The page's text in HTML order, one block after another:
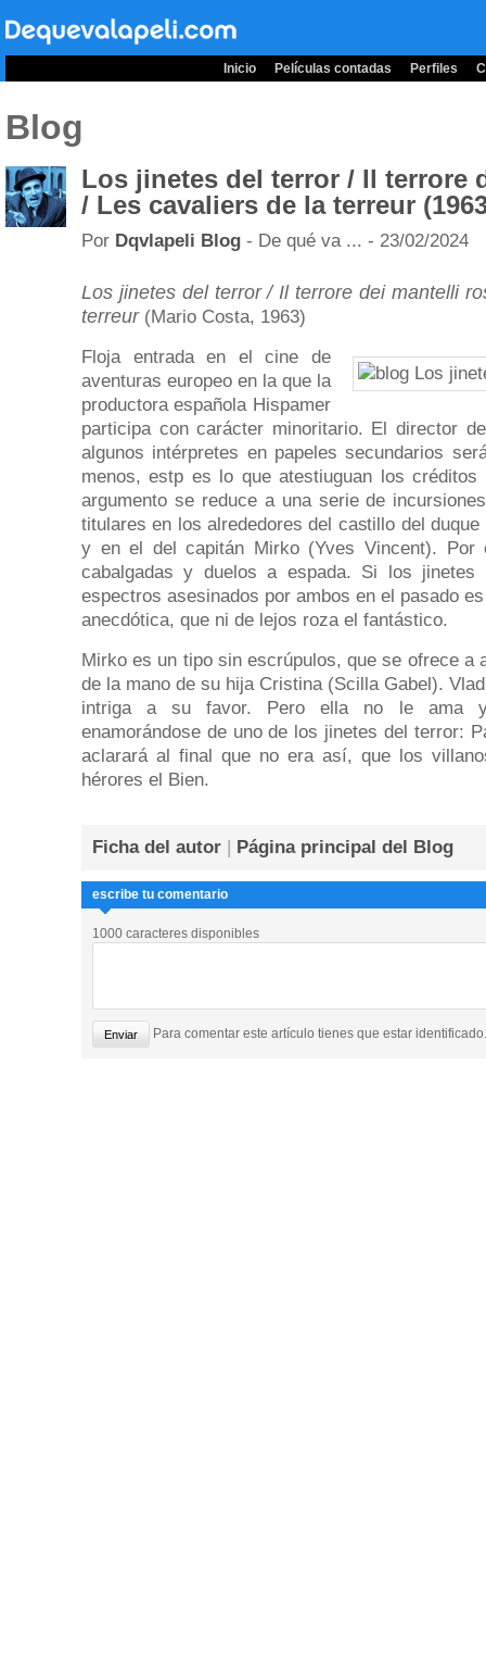
Inicio Películas contadas Perfiles
Blog
Los jinetes del terror / Il terrore
/ Les cavaliers de la terreur
Por Dqvlapeli Blog - De qué va ... - 23/02/2024
Los jinetes del terror / Il terrore dei mantelli
terreur (Mario Costa, 1963)
Floja entrada en el cine de
aventuras europeo en la que la
productora española Hispamer
participa con carácter minoritario. El director
algunos intérpretes en papeles secundarios
menos, estp es lo que atestiuguan los
argumento se reduce a una serie de
titulares en los alrededores del castillo del
y en el del capitán Mirko (Yves Vincent). Por
cabalgadas y duelos a espada. Si los
espectros asesinados por ambos en el pasado
anecdótica, que ni de lejos roza el fantástico.
Mirko es un tipo sin escrúpulos, que se ofrece a
de la mano de su hija Cristina (Scilla Gabel).
intriga a su favor. Pero ella no le ama
enamorándose de uno de los jinetes del terror:
aclarará al final que no era así, que los
hérores el Bien.
Ficha del autor | Página principal del Blog
escribe tu comentario
1000 caracteres disponibles
Para comentar este artículo tienes que estar identificado.